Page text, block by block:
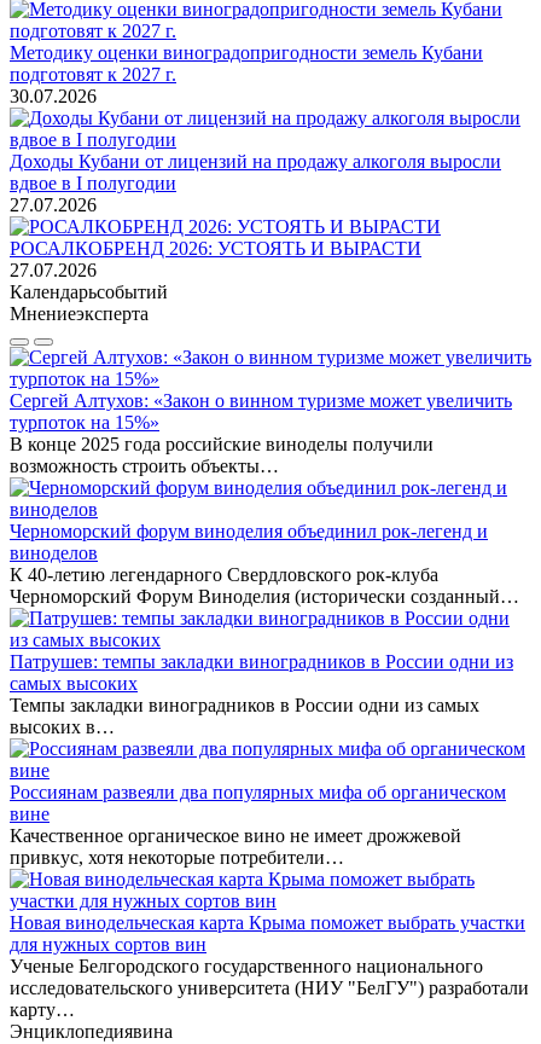
Методику оценки виноградопригодности земель Кубани
подготовят к 2027 г.
30.07.2026
Доходы Кубани от лицензий на продажу алкоголя выросли
вдвое в I полугодии
27.07.2026
РОСАЛКОБРЕНД 2026: УСТОЯТЬ И ВЫРАСТИ
27.07.2026
Календарьсобытий
Мнениеэксперта
Сергей Алтухов: «Закон о винном туризме может увеличить
турпоток на 15%»
В конце 2025 года российские виноделы получили
возможность строить объекты…
Черноморский форум виноделия объединил рок-легенд и
виноделов
К 40-летию легендарного Свердловского рок-клуба
Черноморский Форум Виноделия (исторически созданный…
Патрушев: темпы закладки виноградников в России одни из
самых высоких
Темпы закладки виноградников в России одни из самых
высоких в…
Россиянам развеяли два популярных мифа об органическом
вине
Качественное органическое вино не имеет дрожжевой
привкус, хотя некоторые потребители…
Новая винодельческая карта Крыма поможет выбрать участки
для нужных сортов вин
Ученые Белгородского государственного национального
исследовательского университета (НИУ "БелГУ") разработали
карту…
Энциклопедиявина